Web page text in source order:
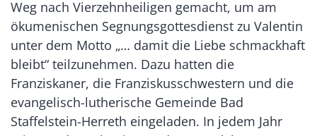
Weg nach Vierzehnheiligen gemacht, um am
ökumenischen Segnungsgottesdienst zu Valentin
unter dem Motto „… damit die Liebe schmackhaft
bleibt“ teilzunehmen. Dazu hatten die
Franziskaner, die Franziskusschwestern und die
evangelisch-lutherische Gemeinde Bad
Staffelstein-Herreth eingeladen. In jedem Jahr